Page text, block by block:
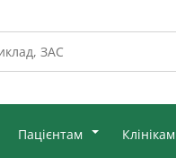
Пацієнтам Клінікам